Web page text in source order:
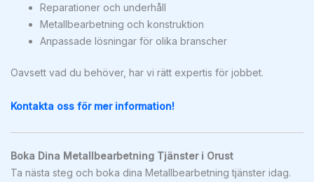
Reparationer och underhåll
Metallbearbetning och konstruktion
Anpassade lösningar för olika branscher
Oavsett vad du behöver, har vi rätt expertis för jobbet.
Kontakta oss för mer information!
Boka Dina Metallbearbetning Tjänster i Orust
Ta nästa steg och boka dina Metallbearbetning tjänster idag.